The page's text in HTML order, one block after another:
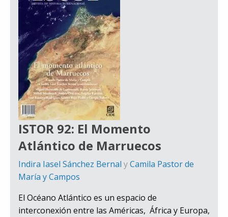
ISTOR 92: El Momento
Atlántico de Marruecos
Indira Iasel Sánchez Bernal yCamila Pastor de
María y Campos
El Océano Atlántico es un espacio de
interconexión entre las Américas, África y Europa,